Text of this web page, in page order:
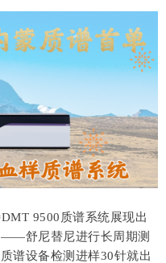
9500质谱系统展现出
舒尼替尼进行长周期测
谱设备检测进样30针就出